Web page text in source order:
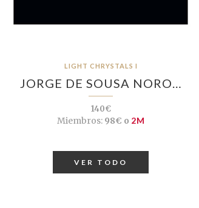
LIGHT CHRYSTALS I
JORGE DE SOUSA NORO…
140€
Miembros:98€ o 2M
VER TODO